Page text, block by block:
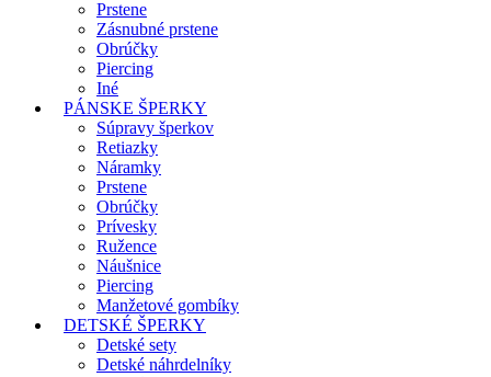
Prstene
Zásnubné prstene
Obrúčky
Piercing
Iné
PÁNSKE ŠPERKY
Súpravy šperkov
Retiazky
Náramky
Prstene
Obrúčky
Prívesky
Ružence
Náušnice
Piercing
Manžetové gombíky
DETSKÉ ŠPERKY
Detské sety
Detské náhrdelníky